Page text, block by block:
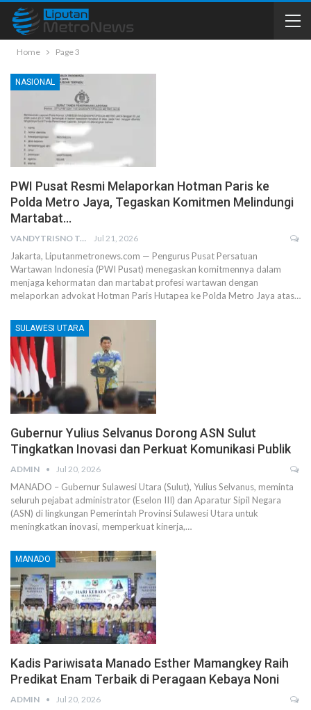
Home Page 3
NASIONAL
PWI Pusat Resmi Melaporkan Hotman Paris ke
Polda Metro Jaya, Tegaskan Komitmen Melindungi
Martabat…
VANDYTRISNO TALUMEPA Jul 21, 2026
Jakarta, Liputanmetronews.com — Pengurus Pusat Persatuan
Wartawan Indonesia (PWI Pusat) menegaskan komitmennya dalam
menjaga kehormatan dan martabat profesi wartawan dengan
melaporkan advokat Hotman Paris Hutapea ke Polda Metro Jaya atas…
SULAWESI UTARA
Gubernur Yulius Selvanus Dorong ASN Sulut
Tingkatkan Inovasi dan Perkuat Komunikasi Publik
ADMIN Jul 20, 2026
MANADO – Gubernur Sulawesi Utara (Sulut), Yulius Selvanus, meminta
seluruh pejabat administrator (Eselon III) dan Aparatur Sipil Negara
(ASN) di lingkungan Pemerintah Provinsi Sulawesi Utara untuk
meningkatkan inovasi, memperkuat kinerja,…
MANADO
Kadis Pariwisata Manado Esther Mamangkey Raih
Predikat Enam Terbaik di Peragaan Kebaya Noni
ADMIN Jul 20, 2026